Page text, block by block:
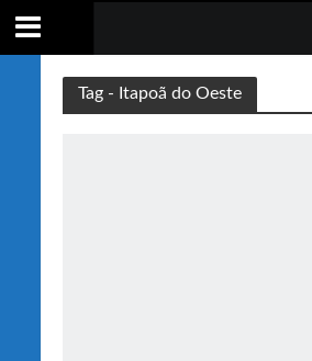
Tag - Itapoã do Oeste